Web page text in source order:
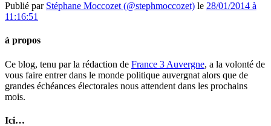
Publié par Stéphane Moccozet (@stephmoccozet) le 28/01/2014 à
11:16:51
à propos
Ce blog, tenu par la rédaction de France 3 Auvergne, a la volonté de
vous faire entrer dans le monde politique auvergnat alors que de
grandes échéances électorales nous attendent dans les prochains
mois.
Ici…